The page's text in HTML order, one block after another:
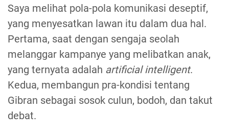
Saya melihat pola-pola komunikasi deseptif,
yang menyesatkan lawan itu dalam dua hal.
Pertama, saat dengan sengaja seolah
melanggar kampanye yang melibatkan anak,
yang ternyata adalah artificial intelligent.
Kedua, membangun pra-kondisi tentang
Gibran sebagai sosok culun, bodoh, dan takut
debat.